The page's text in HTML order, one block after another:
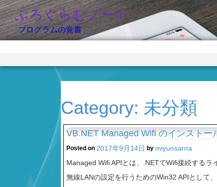
ぷろぐらむノート
プログラムの覚書
Category: 未分類
VB.NET Managed Wifi のインストー
Posted on 2017年9月14日 by miyunsarna
Managed Wifi APIとは、.NETでWifi接続するラ
無線LANの設定を行うためのWin32 APIとして